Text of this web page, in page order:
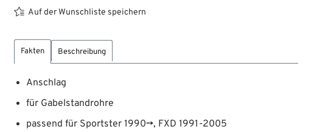
Auf der Wunschliste speichern
Fakten Beschreibung
Anschlag
für Gabelstandrohre
passend für Sportster 1990→, FXD 1991-2005